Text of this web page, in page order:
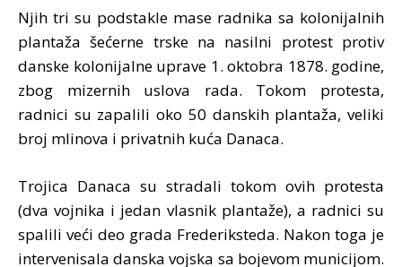
Njih tri su podstakle mase radnika sa kolonijalnih
plantaža šećerne trske na nasilni protest protiv
danske kolonijalne uprave 1. oktobra 1878. godine,
zbog mizernih uslova rada. Tokom protesta,
radnici su zapalili oko 50 danskih plantaža, veliki
broj mlinova i privatnih kuća Danaca.
Trojica Danaca su stradali tokom ovih protesta
(dva vojnika i jedan vlasnik plantaže), a radnici su
spalili veći deo grada Frederiksteda. Nakon toga je
intervenisala danska vojska sa bojevom municijom.